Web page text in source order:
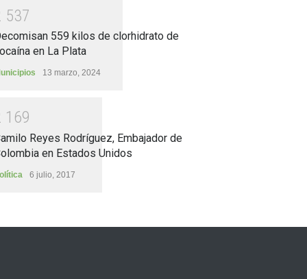
537
559 kilos de clorhidrato de
en La Plata
13 marzo, 2024
1 69
Reyes Rodríguez, Embajador de
en Estados Unidos
6 julio, 2017